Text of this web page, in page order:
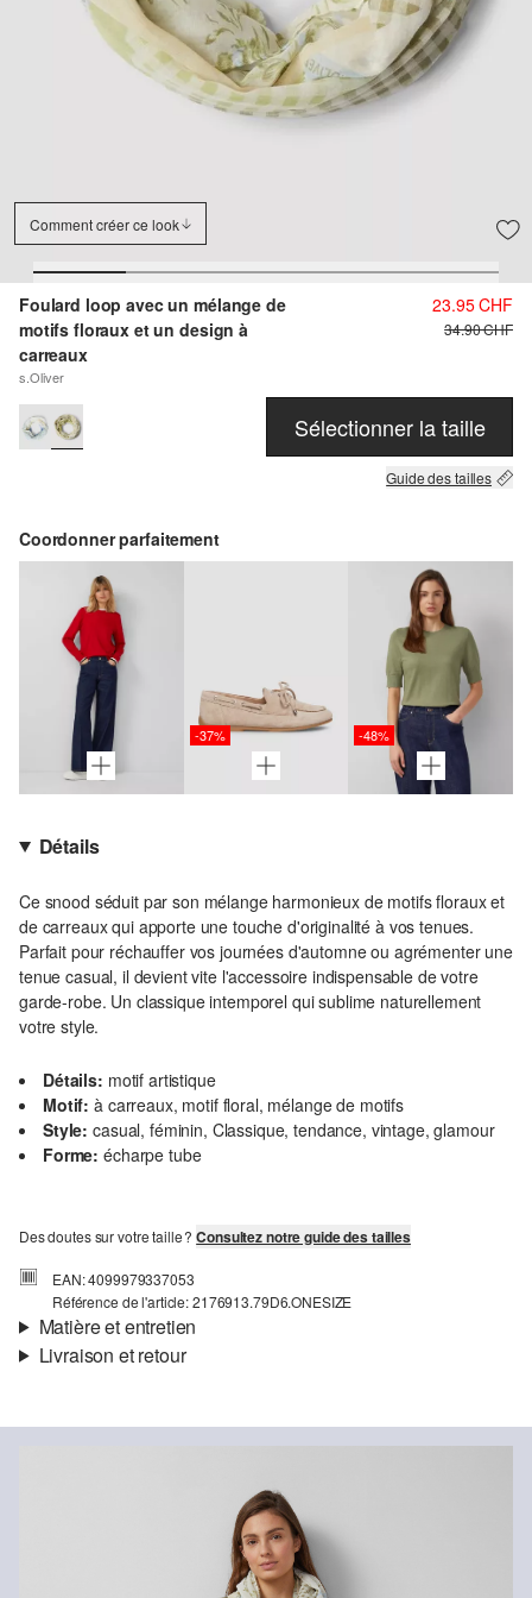
Comment créer ce look
Foulard loop avec un mélange de
motifs floraux et un design à
carreaux
s.Oliver
23.95 CHF
34.90 CHF
Sélectionner la taille
Guide des tailles
Coordonner parfaitement
-37% -48%
Détails
Ce snood séduit par son mélange harmonieux de motifs floraux et
de carreaux qui apporte une touche d'originalité à vos tenues.
Parfait pour réchauffer vos journées d'automne ou agrémenter une
tenue casual, il devient vite l'accessoire indispensable de votre
garde-robe. Un classique intemporel qui sublime naturellement
votre style.
Détails: motif artistique
Motif: à carreaux, motif floral, mélange de motifs
Style: casual, féminin, Classique, tendance, vintage, glamour
Forme: écharpe tube
Des doutes sur votre taille ?Consultez notre guide des tailles
EAN: 4099979337053
Référence de l'article: 2176913.79D6.ONESIZE
Matière et entretien
Détergents au chlore interdits
Livraison et retour
Ta commande sera expédiée par SwissPost dans un délai de 4 à 5